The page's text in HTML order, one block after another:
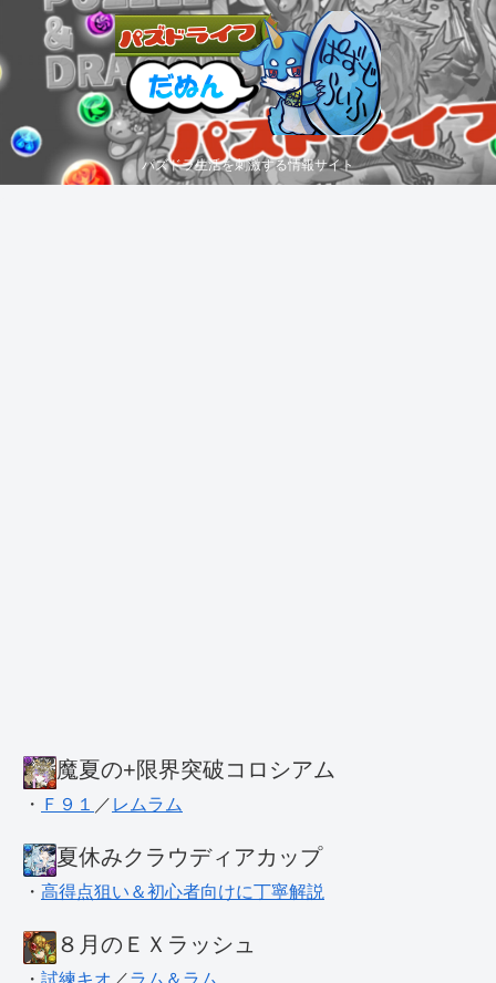
パズドラ生活を刺激する情報サイト
魔夏の+限界突破コロシアム
・ Ｆ９１ ／ レムラム
夏休みクラウディアカップ
・ 高得点狙い＆初心者向けに丁寧解説
８月のＥＸラッシュ